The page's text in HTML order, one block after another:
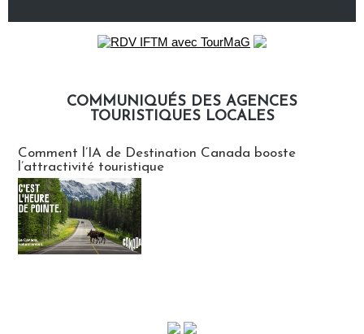
COMMUNIQUÉS DES AGENCES
TOURISTIQUES LOCALES
Comment l’IA de Destination Canada booste
l’attractivité touristique